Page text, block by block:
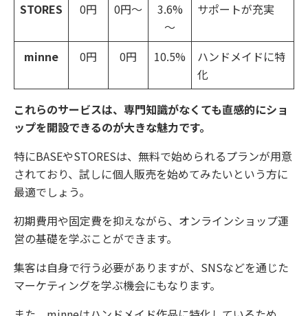
STORES 0円 0円～
3.6%
～
サポートが充実
minne 0円 0円 10.5%
ハンドメイドに特
化
これらのサービスは、専門知識がなくても直感的にショ
ップを開設できるのが大きな魅力です。
特にBASEやSTORESは、無料で始められるプランが用意
されており、試しに個人販売を始めてみたいという方に
最適でしょう。
初期費用や固定費を抑えながら、オンラインショップ運
営の基礎を学ぶことができます。
集客は自身で行う必要がありますが、SNSなどを通じた
マーケティングを学ぶ機会にもなります。